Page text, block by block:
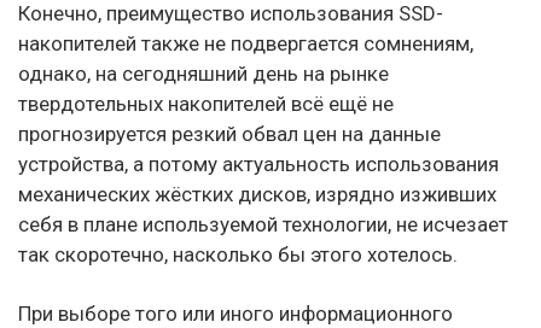
Конечно, преимущество использования SSD-
накопителей также не подвергается сомнениям,
однако, на сегодняшний день на рынке
твердотельных накопителей всё ещё не
прогнозируется резкий обвал цен на данные
устройства, а потому актуальность использования
механических жёстких дисков, изрядно изживших
себя в плане используемой технологии, не исчезает
так скоротечно, насколько бы этого хотелось.
При выборе того или иного информационного